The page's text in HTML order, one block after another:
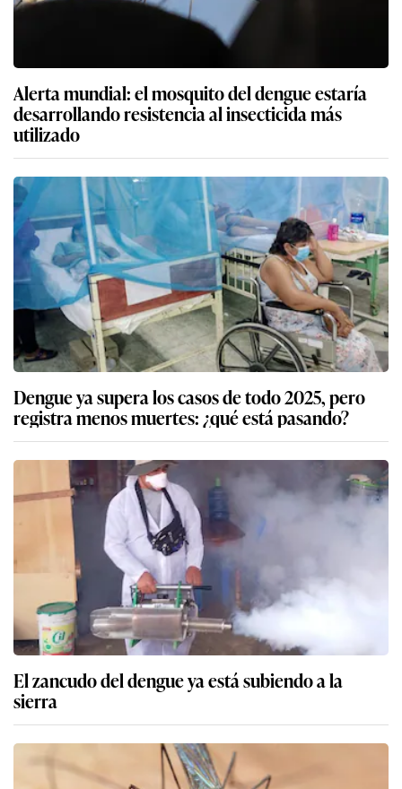
Alerta mundial: el mosquito del dengue estaría
desarrollando resistencia al insecticida más
utilizado
Dengue ya supera los casos de todo 2025, pero
registra menos muertes: ¿qué está pasando?
El zancudo del dengue ya está subiendo a la
sierra